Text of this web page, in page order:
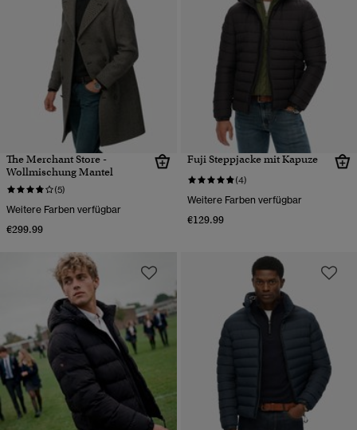
The Merchant Store -
Wollmischung Mantel
(5)
Weitere Farben verfügbar
€299.99
Fuji Steppjacke mit Kapuze
(4)
Weitere Farben verfügbar
€129.99